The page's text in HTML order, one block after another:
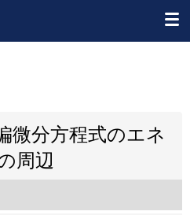
微分方程式のエネ
周辺